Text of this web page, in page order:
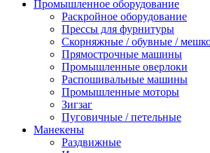
Промышленное оборудование
Раскройное оборудование
Прессы для фурнитуры
Скорняжные / обувные /
Прямострочные машины
Промышленные оверлоки
Распошивальные машины
Промышленные моторы
Зигзаг
Пуговичные / петельные
Манекены
Раздвижные